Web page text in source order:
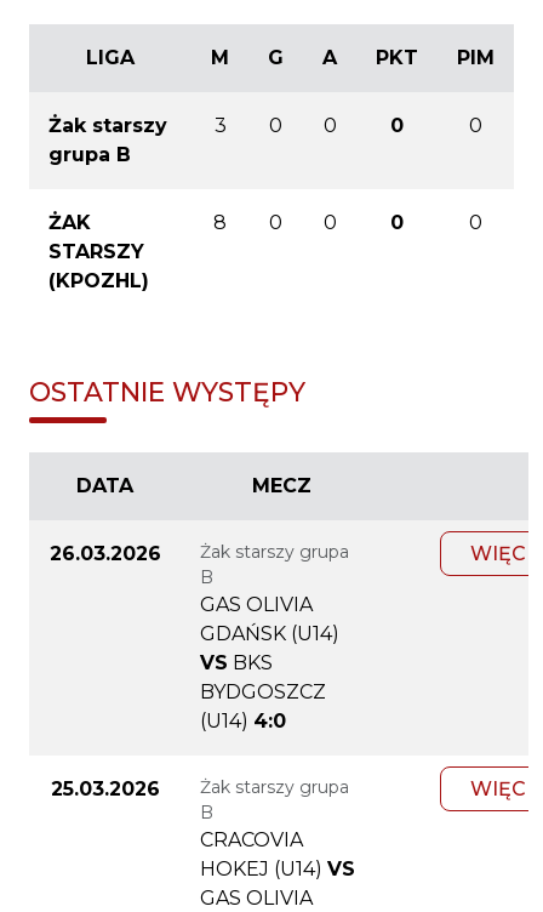
LIGA M G A PKT PIM
Żak starszy
grupa B
3 0 0 0 0
ŻAK
STARSZY
(KPOZHL)
8 0 0 0 0
OSTATNIE WYSTĘPY
DATA MECZ
26.03.2026
Żak starszy grupa
B
GAS OLIVIA
GDAŃSK (U14)
VS BKS
BYDGOSZCZ
(U14) 4:0
25.03.2026
Żak starszy grupa
B
CRACOVIA
HOKEJ (U14) VS
GAS OLIVIA